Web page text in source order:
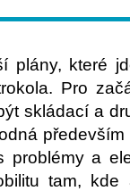
plány, které
Pro
skládací a
a
tam, kde